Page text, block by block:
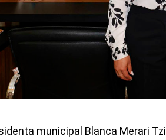
municipal Blanca Merari